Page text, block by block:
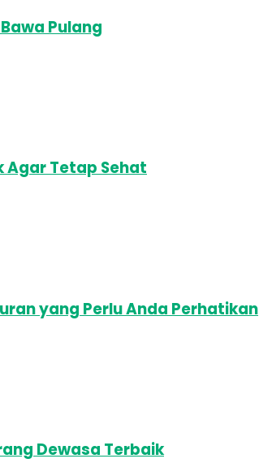
Pulang
Agar Tetap Sehat
yang Perlu Anda Perhatikan
Dewasa Terbaik